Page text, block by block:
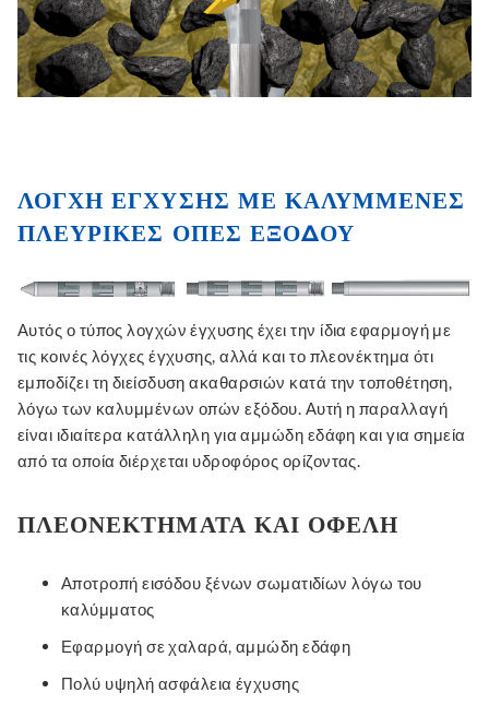
ΛΌΓΧΗ ΈΓΧΥΣΗΣ ΜΕ ΚΑΛΥΜΜΈΝΕΣ
ΠΛΕΥΡΙΚΈΣ ΟΠΈΣ ΕΞΌΔΟΥ
Αυτός ο τύπος λογχών έγχυσης έχει την ίδια εφαρμογή με
τις κοινές λόγχες έγχυσης, αλλά και το πλεονέκτημα ότι
εμποδίζει τη διείσδυση ακαθαρσιών κατά την τοποθέτηση,
λόγω των καλυμμένων οπών εξόδου. Αυτή η παραλλαγή
είναι ιδιαίτερα κατάλληλη για αμμώδη εδάφη και για σημεία
από τα οποία διέρχεται υδροφόρος ορίζοντας.
ΠΛΕΟΝΕΚΤΉΜΑΤΑ ΚΑΙ ΟΦΈΛΗ
Αποτροπή εισόδου ξένων σωματιδίων λόγω του
καλύμματος
Εφαρμογή σε χαλαρά, αμμώδη εδάφη
Πολύ υψηλή ασφάλεια έγχυσης